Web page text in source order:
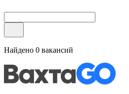
Найдено 0 вакансий